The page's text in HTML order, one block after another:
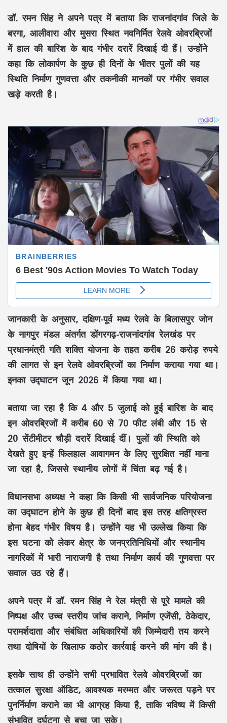
डॉ. रमन सिंह ने अपने पत्र में बताया किराजनांदगांव जिले के
बरगा, आलीवारा और मुसरास्थित नवनिर्मित रेलवे ओवरब्रिजों
में हाल की बारिश के बाद गंभीर दरारें दिखाई दी हैं। उन्होंने
कहा कि लोकार्पण के कुछ ही दिनों के भीतर पुलों की यह
स्थिति निर्माण गुणवत्ता और तकनीकी मानकों पर गंभीर सवाल
खड़े करती है।
जानकारी के अनुसार,दक्षिण-पूर्व मध्य रेलवे के बिलासपुर जोन
के नागपुर मंडलअंतर्गतडोंगरगढ़-राजनांदगांव रेलखंडपर
प्रधानमंत्री गति शक्ति योजना के तहत करीब 26 करोड़ रुपये
की लागत से इन रेलवे ओवरब्रिजों का निर्माण कराया गया था।
इनका उद्घाटनजून 2026 में किया गया था।
बताया जा रहा है कि4 और 5 जुलाईको हुई बारिश के बाद
इन ओवरब्रिजों मेंकरीब 60 से 70 फीट लंबी और 15 से
20 सेंटीमीटर चौड़ी दरारेंदिखाई दीं। पुलों की स्थिति को
देखते हुए इन्हें फिलहाल आवागमन के लिए सुरक्षित नहीं माना
जा रहा है, जिससे स्थानीय लोगों में चिंता बढ़ गई है।
विधानसभा अध्यक्ष ने कहा कि किसी भी सार्वजनिक परियोजना
का उद्घाटन होने के कुछ ही दिनों बाद इस तरह क्षतिग्रस्त
होना बेहद गंभीर विषय है। उन्होंने यह भी उल्लेख किया कि
इस घटना को लेकर क्षेत्र के जनप्रतिनिधियों और स्थानीय
नागरिकों में भारी नाराजगी है तथा निर्माण कार्य की गुणवत्ता पर
सवाल उठ रहे हैं।
अपने पत्र में डॉ. रमन सिंह ने रेल मंत्री से पूरे मामले की
निष्पक्ष और उच्च स्तरीय जांच कराने, निर्माण एजेंसी, ठेकेदार,
परामर्शदाता और संबंधित अधिकारियों की जिम्मेदारी तय करने
तथा दोषियों के खिलाफ कठोर कार्रवाई करने की मांग की है।
इसके साथ ही उन्होंने सभी प्रभावित रेलवे ओवरब्रिजों का
तत्कालसुरक्षा ऑडिट, आवश्यक मरम्मत और जरूरत पड़ने पर
पुनर्निर्माण कराने का भी आग्रह किया है, ताकि भविष्य में किसी